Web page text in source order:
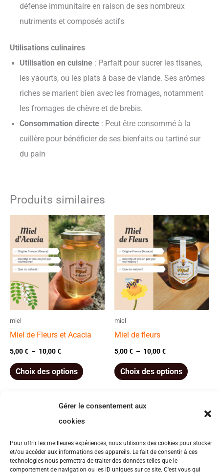
Gérer le consentement aux
cookies
Pour offrir les meilleures expériences, nous utilisons des cookies pour stocker
et/ou accéder aux informations des appareils. Le fait de consentir à ces
technologies nous permettra de traiter des données telles que le
comportement de navigation ou les ID uniques sur ce site. C'est vous qui
défense immunitaire en raison de ses nombreux
nutriments et composés actifs
Utilisations culinaires
Utilisation en cuisine : Parfait pour sucrer les tisanes,
les yaourts, ou les plats à base de viande. Ses arômes
riches se marient bien avec les fromages, notamment
les fromages de chèvre et de brebis.
Consommation directe : Peut être consommé à la
cuillère pour bénéficier de ses bienfaits ou tartiné sur
du pain
Produits similaires
miel
Miel de Fleurs et Acacia
5,00€ – 10,00€
Plage
de
prix :
5,00 €
à
10,00 €
Choix des options
Ce
produit
a
plusieurs
variations.
Les
sur
page
du
miel
Miel de fleurs
5,00€ – 10,00€
Plage
de
prix :
5,00 €
à
10,00 €
Choix des options
Ce
produit
a
plusieurs
Les
sur
Politique de confidentialité
générales de vente